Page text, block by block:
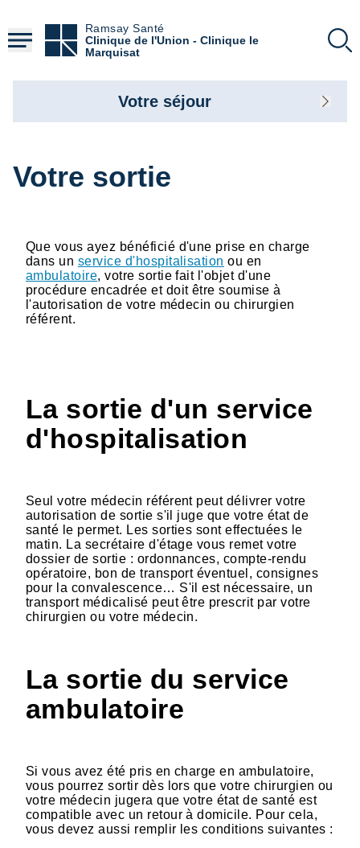
contenu
principal
Ramsay Santé
Clinique de l'Union - Clinique le
Marquisat
Votre sortie
Que vous ayez bénéficié d'une prise en charge
dans un service d'hospitalisation ou en
ambulatoire, votre sortie fait l'objet d'une
procédure encadrée et doit être soumise à
l'autorisation de votre médecin ou chirurgien
référent.
La sortie d'un service
d'hospitalisation
Seul votre médecin référent peut délivrer votre
autorisation de sortie s'il juge que votre état de
santé le permet. Les sorties sont effectuées le
matin. La secrétaire d'étage vous remet votre
dossier de sortie : ordonnances, compte-rendu
opératoire, bon de transport éventuel, consignes
pour la convalescence… S'il est nécessaire, un
transport médicalisé peut être prescrit par votre
chirurgien ou votre médecin.
La sortie du service
ambulatoire
Si vous avez été pris en charge en ambulatoire,
vous pourrez sortir dès lors que votre chirurgien ou
votre médecin jugera que votre état de santé est
compatible avec un retour à domicile. Pour cela,
vous devez aussi remplir les conditions suivantes :
Votre séjour